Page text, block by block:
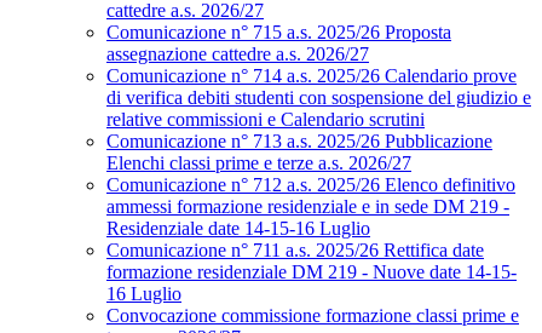
cattedre a.s. 2026/27
Comunicazione n° 715 a.s. 2025/26 Proposta
assegnazione cattedre a.s. 2026/27
Comunicazione n° 714 a.s. 2025/26 Calendario prove
di verifica debiti studenti con sospensione del giudizio e
relative commissioni e Calendario scrutini
Comunicazione n° 713 a.s. 2025/26 Pubblicazione
Elenchi classi prime e terze a.s. 2026/27
Comunicazione n° 712 a.s. 2025/26 Elenco definitivo
ammessi formazione residenziale e in sede DM 219 -
Residenziale date 14-15-16 Luglio
Comunicazione n° 711 a.s. 2025/26 Rettifica date
formazione residenziale DM 219 - Nuove date 14-15-
16 Luglio
Convocazione commissione formazione classi prime e